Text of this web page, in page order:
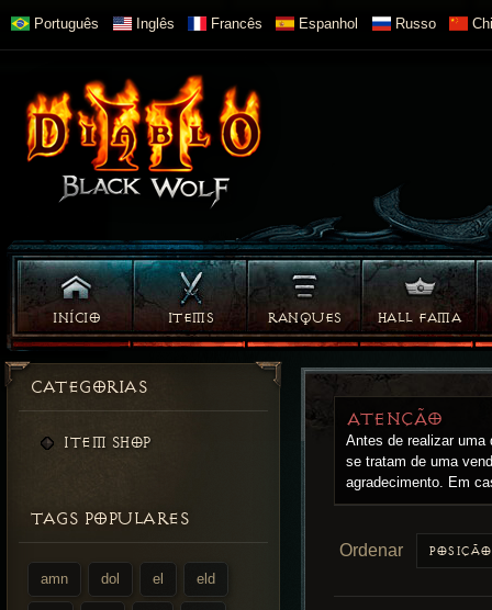
Português Inglês Francês Espanhol Russo
INÍCIO ITEMS RANQUES HALL FAMA
CATEGORIAS
ITEM SHOP
TAGS POPULARES
amn dol el eld
ATENÇÃO
Antes de realizar
se tratam de uma
agradecimento. Em
Ordenar